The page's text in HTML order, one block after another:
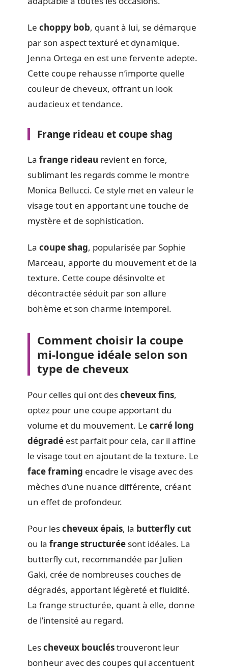
Le choppy bob, quant à lui, se démarque
par son aspect texturé et dynamique.
Jenna Ortega en est une fervente adepte.
Cette coupe rehausse n’importe quelle
couleur de cheveux, offrant un look
audacieux et tendance.
Frange rideau et coupe shag
La frange rideau revient en force,
sublimant les regards comme le montre
Monica Bellucci. Ce style met en valeur le
visage tout en apportant une touche de
mystère et de sophistication.
La coupe shag, popularisée par Sophie
Marceau, apporte du mouvement et de la
texture. Cette coupe désinvolte et
décontractée séduit par son allure
bohème et son charme intemporel.
Comment choisir la coupe
mi-longue idéale selon son
type de cheveux
Pour celles qui ont descheveux fins,
optez pour une coupe apportant du
volume et du mouvement. Le carré long
dégradé est parfait pour cela, car il affine
le visage tout en ajoutant de la texture. Le
face framing encadre le visage avec des
mèches d’une nuance différente, créant
un effet de profondeur.
Pour lescheveux épais, la butterfly cut
ou la frange structurée sont idéales. La
butterfly cut, recommandée par Julien
Gaki, crée de nombreuses couches de
dégradés, apportant légèreté et fluidité.
La frange structurée, quant à elle, donne
de l’intensité au regard.
Lescheveux boucléstrouveront leur
bonheur avec des coupes qui accentuent